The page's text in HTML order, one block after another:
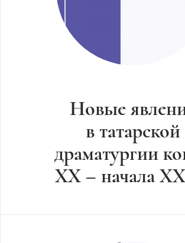
Новые
в татарской
драматургии
XX – начала